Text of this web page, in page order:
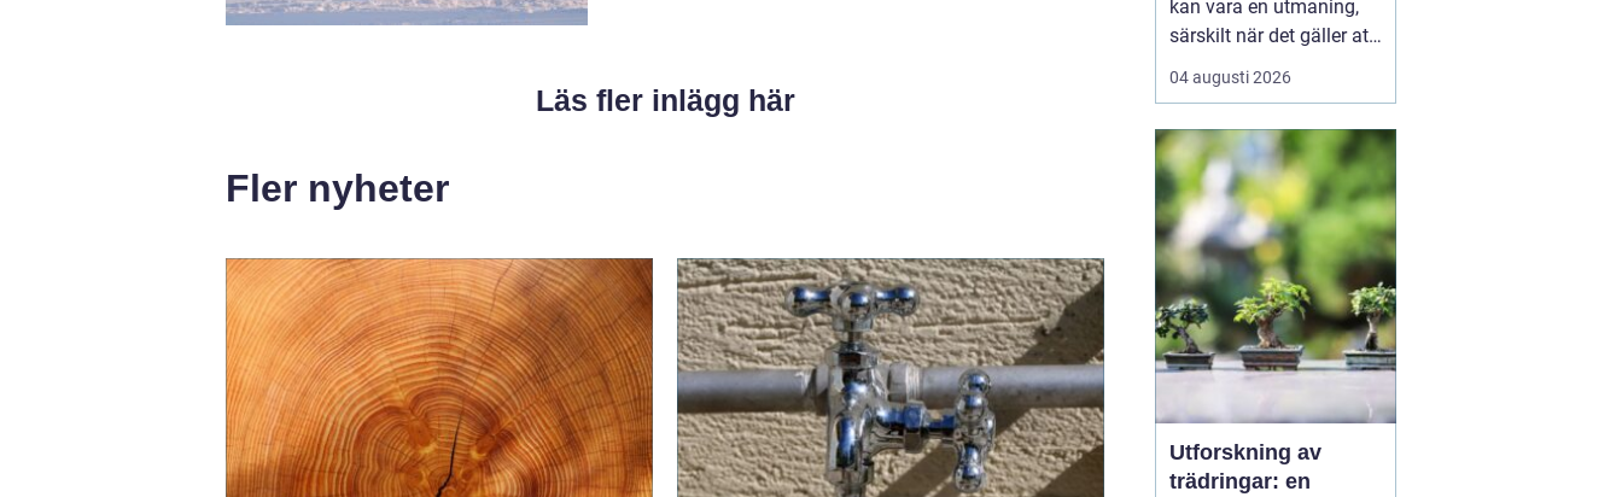
Läs fler inlägg här
Fler nyheter
kan vara en utmaning,
särskilt när det gäller att
välja bland många
erbjudanden på en
Jämtland. Kvalificerade
rörmokare är viktiga för
att s&aum...
04 augusti 2026
Utforskning av
trädringar: en